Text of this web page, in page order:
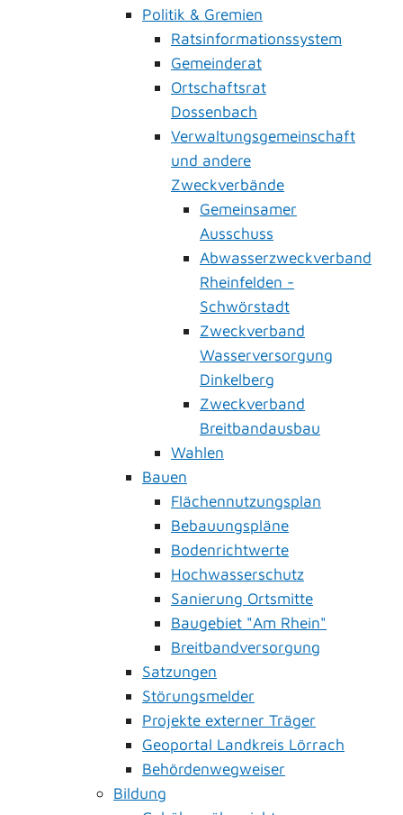
Politik & Gremien
Ratsinformationssystem
Gemeinderat
Ortschaftsrat
Dossenbach
Verwaltungsgemeinschaft
und andere
Zweckverbände
Gemeinsamer
Ausschuss
Abwasserzweckverband
Rheinfelden -
Schwörstadt
Zweckverband
Wasserversorgung
Dinkelberg
Zweckverband
Breitbandausbau
Wahlen
Bauen
Flächennutzungsplan
Bebauungspläne
Bodenrichtwerte
Hochwasserschutz
Sanierung Ortsmitte
Baugebiet "Am Rhein"
Breitbandversorgung
Satzungen
Störungsmelder
Projekte externer Träger
Geoportal Landkreis Lörrach
Behördenwegweiser
Bildung